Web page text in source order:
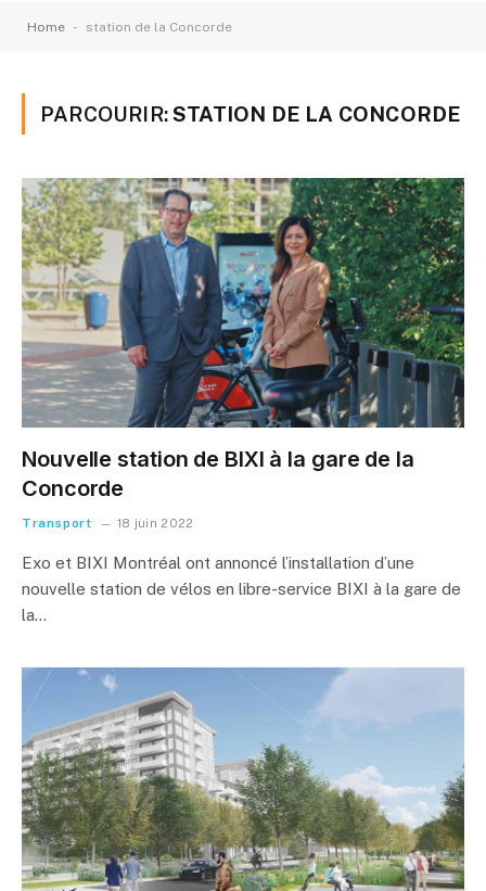
Home - station de la Concorde
PARCOURIR:STATION DE LA CONCORDE
Nouvelle station de BIXI à la gare de la
Concorde
Transport 18 juin 2022
Exo et BIXI Montréal ont annoncé l’installation d’une
nouvelle station de vélos en libre-service BIXI à la gare de
la…